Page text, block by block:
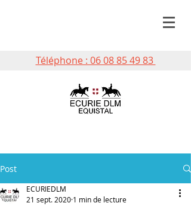
Téléphone : 06 08 85 49 83
Post
ECURIEDLM
21 sept. 2020 1 min de lecture